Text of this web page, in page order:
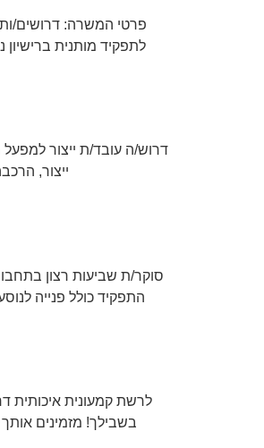
פרטי המשרה: דרושים/
לתפקיד מותנית
דרוש/ה עובד/ת ייצור
ייצור,
סוקר/ת שביעות רצון
לרשת קמעונית איכותית
בשבילך! מזמינים